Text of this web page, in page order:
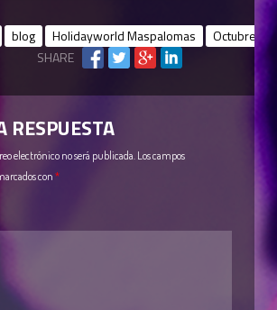
blog Holidayworld Maspalomas Octubre
SHARE
RESPUESTA
electrónico no será publicada. Los campos
con*